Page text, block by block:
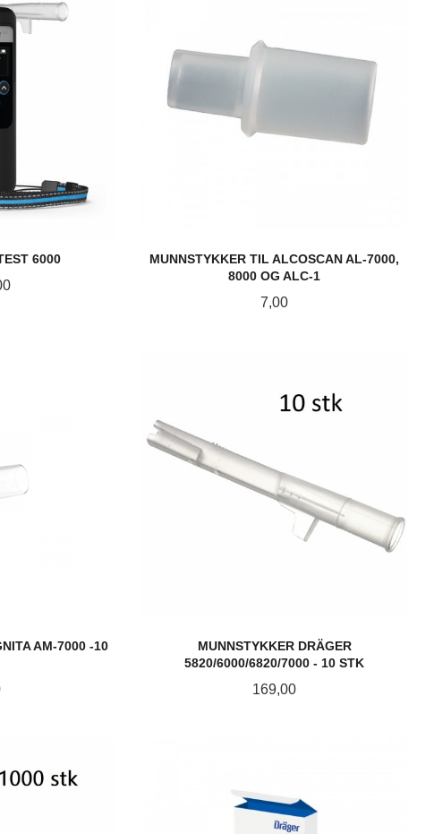
6000
MUNNSTYKKER TIL ALCOSCAN AL-7000,
8000 OG ALC-1
Pris
7,00
AM-7000 -10
MUNNSTYKKER DRÄGER
5820/6000/6820/7000 - 10 STK
Pris
169,00